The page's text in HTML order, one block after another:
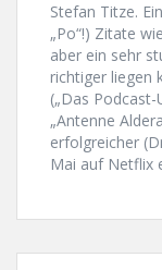
Stefan Titze.
„Po“!) Zitate
aber ein sehr
richtiger liegen
(„Das
„Antenne
erfolgreicher
Mai auf Netflix